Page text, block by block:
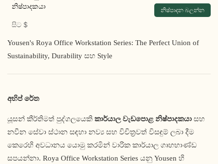
නිෂ්පාදකයා
සිට $
නිෂ්පාදන බලන්න
Yousen's Roya Office Workstation Series: The Perfect Union of
Sustainability, Durability සහ Style
අභිප් රේත
යූසන් කීර්තිමත් පුද්ගලයෙකි කාර්යාල වැඩපොළ නිෂ්පාදකයා සහ
නවීන සේවා ස්ථාන සඳහා නව්‍ය සහ විචිත්‍රවත් විසඳුම් ලබා දීම
කෙරෙහි අවධානය යොමු කරමින් වාරික කාර්යාල ගෘහභාණ්ඩ
සපයන්නා. Roya Office Workstation Series යනු Yousen හි